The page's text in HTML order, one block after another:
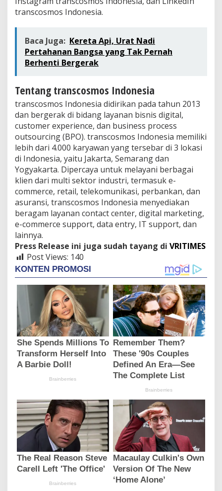
transcosmos Indonesia.
Baca Juga: Kereta Api, Urat Nadi
Pertahanan Bangsa yang Tak Pernah
Berhenti Bergerak
Tentang transcosmos Indonesia
transcosmos Indonesia didirikan pada tahun 2013
dan bergerak di bidang layanan bisnis digital,
customer experience, dan business process
outsourcing (BPO). transcosmos Indonesia memiliki
lebih dari 4.000 karyawan yang tersebar di 3 lokasi
di Indonesia, yaitu Jakarta, Semarang dan
Yogyakarta. Dipercaya untuk melayani berbagai
klien dari multi sektor industri, termasuk e-
commerce, retail, telekomunikasi, perbankan, dan
asuransi, transcosmos Indonesia menyediakan
beragam layanan contact center, digital marketing,
e-commerce support, data entry, IT support, dan
lainnya.
Press Release ini juga sudah tayang di VRITIMES
Post Views: 140